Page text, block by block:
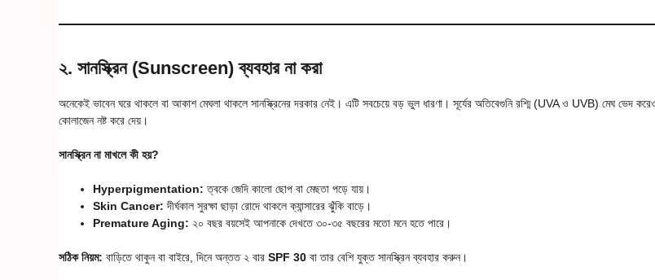
২. সানস্ক্রিন (Sunscreen) ব্যবহার না করা
অনেকেই ভাবেন ঘরে থাকলে বা আকাশ মেঘলা থাকলে সানস্ক্রিনের দরকার নেই। এটি সবচেয়ে বড় ভুল ধারণা। সূর্যের অতিবেগুনি রশ্মি (UVA ও UVB) মেঘ ভেদ
কোলাজেন নষ্ট করে দেয়।
সানস্ক্রিন না মাখলে কী হয়?
Hyperpigmentation: ত্বকে জেদি কালো ছোপ বা মেছতা পড়ে যায়।
Skin Cancer: দীর্ঘকাল সুরক্ষা ছাড়া রোদে থাকলে ক্যান্সারের ঝুঁকি বাড়ে।
Premature Aging: ২০ বছর বয়সেই আপনাকে দেখতে ৩০-৩৫ বছরের মতো মনে হতে পারে।
সঠিক নিয়ম: বাড়িতে থাকুন বা বাইরে, দিনে অন্তত ২ বার SPF 30 বা তার বেশি যুক্ত সানস্ক্রিন ব্যবহার করুন।